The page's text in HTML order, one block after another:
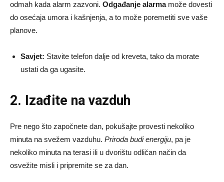
odmah kada alarm zazvoni. Odgađanje alarmamože dovesti
do osećaja umora i kašnjenja, a to može poremetiti sve vaše
planove.
Savjet: Stavite telefon dalje od kreveta, tako da morate
ustati da ga ugasite.
2. Izađite na vazduh
Pre nego što započnete dan, pokušajte provesti nekoliko
minuta na svežem vazduhu. Priroda budi energiju, pa je
nekoliko minuta na terasi ili u dvorištu odličan način da
osvežite misli i pripremite se za dan.